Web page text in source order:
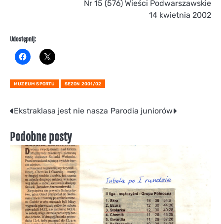
Nr 15 (576) Wieści Podwarszawskie
14 kwietnia 2002
Udostępnij:
MUZEUM SPORTU SEZON 2001/02
Nawigacja
wpisu
Ekstraklasa jest nie nasza Parodia juniorów
Podobne posty